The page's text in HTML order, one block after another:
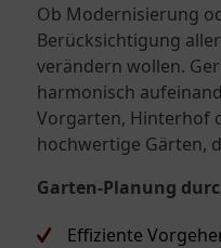
Ob Modernisierung
Berücksichtigung
verändern wollen.
harmonisch
Vorgarten, Hinterhof
hochwertige Gärten,
Garten-Planung
Effiziente